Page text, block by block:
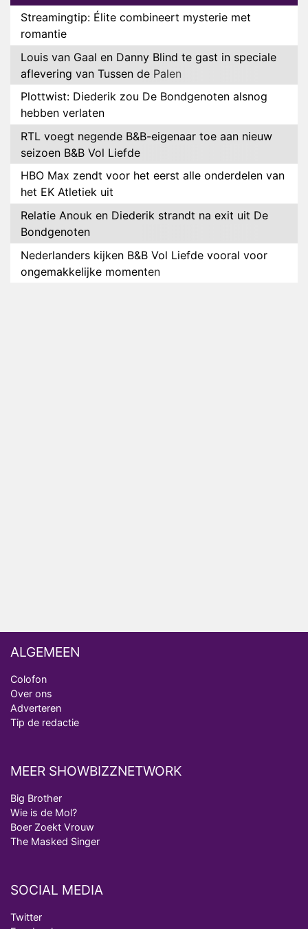
Streamingtip: Élite combineert mysterie met
romantie
Louis van Gaal en Danny Blind te gast in speciale
aflevering van Tussen de Palen
Plottwist: Diederik zou De Bondgenoten alsnog
hebben verlaten
RTL voegt negende B&B-eigenaar toe aan nieuw
seizoen B&B Vol Liefde
HBO Max zendt voor het eerst alle onderdelen van
het EK Atletiek uit
Relatie Anouk en Diederik strandt na exit uit De
Bondgenoten
Nederlanders kijken B&B Vol Liefde vooral voor
ongemakkelijke momenten
ALGEMEEN
Colofon
Over ons
Adverteren
Tip de redactie
MEER SHOWBIZZNETWORK
Big Brother
Wie is de Mol?
Boer Zoekt Vrouw
The Masked Singer
SOCIAL MEDIA
Twitter